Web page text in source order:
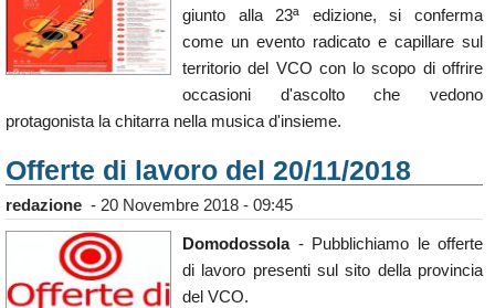
giunto alla 23ª edizione, si conferma
come un evento radicato e capillare sul
territorio del VCO con lo scopo di offrire
occasioni d'ascolto che vedono
protagonista la chitarra nella musica d'insieme.
Offerte di lavoro del 20/11/2018
redazione - 20 Novembre 2018 - 09:45
Domodossola- Pubblichiamo le offerte
di lavoro presenti sul sito della provincia
del VCO.